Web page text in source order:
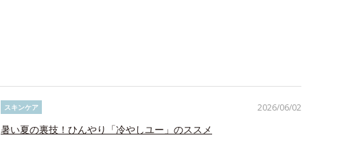
2026/06/02
スキンケア
暑い夏の裏技！ひんやり「冷やしユー」のススメ